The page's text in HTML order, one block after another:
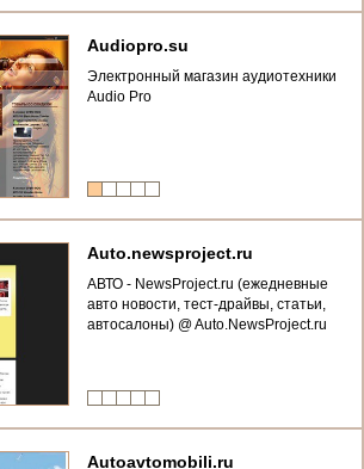
kufang)
Audiopro.su
Электронный магазин аудиотехники
Audio Pro
Auto.newsproject.ru
АВТО - NewsProject.ru (ежедневные
авто новости, тест-драйвы, статьи,
автосалоны) @ Auto.NewsProject.ru
Autoavtomobili.ru